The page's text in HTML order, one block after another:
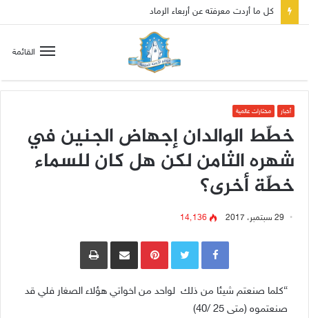
القائمة
أخبار مختارات عالمية
خطّط الوالدان إجهاض الجنين في
شهره الثامن لكن هل كان للسماء
خطّة أخرى؟
29 سبتمبر، 2017 14٬136
Pinterestمشاركة عبر البريد طباعة
“كلما صنعتم شيئا من ذلك لواحد من اخواتي هؤلاء الصغار فلي قد
صنعتموه (متى 25 /40)